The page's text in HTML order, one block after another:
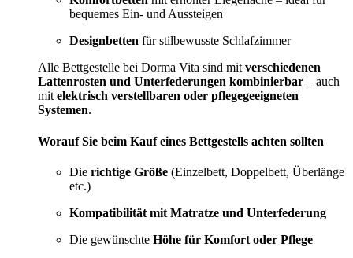
bequemes Ein- und Aussteigen
Designbetten für stilbewusste Schlafzimmer
Alle Bettgestelle bei Dorma Vita sind mit verschiedenen
Lattenrosten und Unterfederungen kombinierbar – auch
mit elektrisch verstellbaren oder pflegegeeigneten
Systemen.
Worauf Sie beim Kauf eines Bettgestells achten sollten
Die richtige Größe (Einzelbett, Doppelbett, Überlänge
etc.)
Kompatibilität mit Matratze und Unterfederung
Die gewünschte Höhe für Komfort oder Pflege